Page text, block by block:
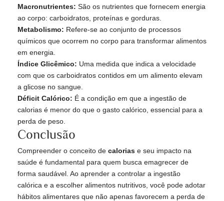
Macronutrientes: São os nutrientes que fornecem energia
ao corpo: carboidratos, proteínas e gorduras.
Metabolismo: Refere-se ao conjunto de processos
químicos que ocorrem no corpo para transformar alimentos
em energia.
Índice Glicêmico: Uma medida que indica a velocidade
com que os carboidratos contidos em um alimento elevam
a glicose no sangue.
Déficit Calórico: É a condição em que a ingestão de
calorias é menor do que o gasto calórico, essencial para a
perda de peso.
Conclusão
Compreender o conceito de calorias e seu impacto na
saúde é fundamental para quem busca emagrecer de
forma saudável. Ao aprender a controlar a ingestão
calórica e a escolher alimentos nutritivos, você pode adotar
hábitos alimentares que não apenas favorecem a perda de